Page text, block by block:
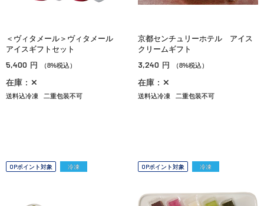
＜ヴィタメール＞ヴィタメール
アイスギフトセット
5,400 円 （8%税込）
在庫：✕
送料込冷凍 二重包装不可
京都センチュリーホテル アイス
クリームギフト
3,240 円 （8%税込）
在庫：✕
送料込冷凍 二重包装不可
OPポイント対象 冷凍 OPポイント対象 冷凍